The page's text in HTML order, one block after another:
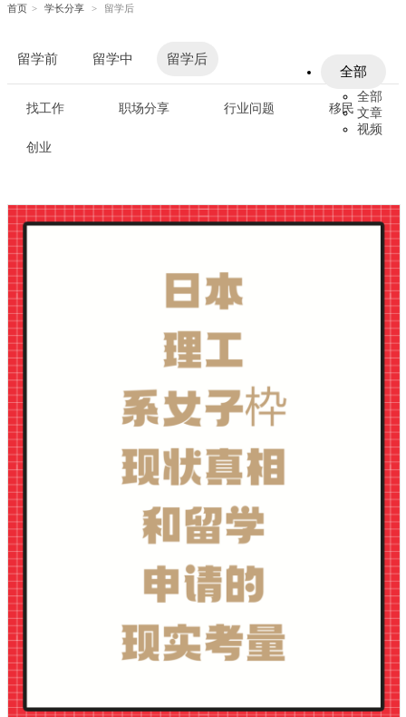
首页 > 学长分享 > 留学后
留学前 留学中
留学后
全部
全部
文章
视频
找工作 职场分享 行业问题 移民
创业